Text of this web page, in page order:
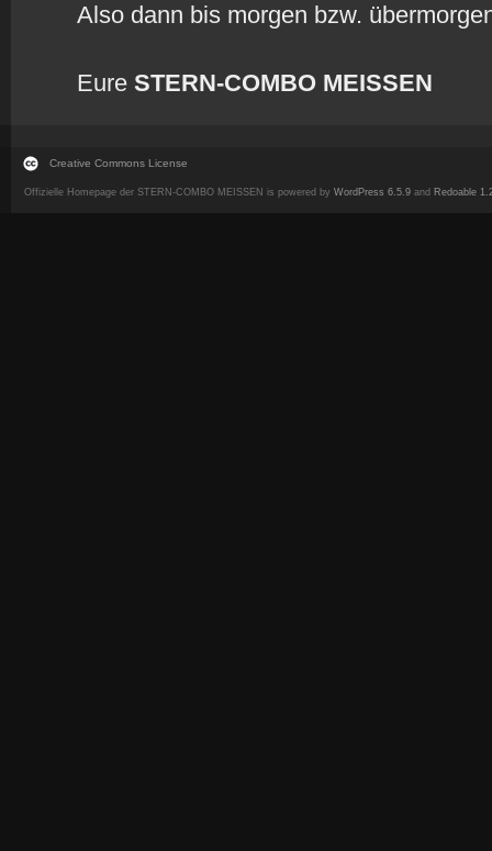
Also dann bis morgen bzw.
Eure STERN-COMBO MEISSEN
Creative Commons License
Offizielle Homepage der STERN-COMBO MEISSEN is powered by WordPress 6.5.9 and Redoable